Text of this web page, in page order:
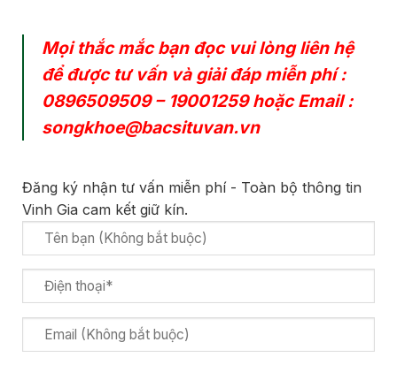
Mọi thắc mắc bạn đọc vui lòng liên hệ
để được tư vấn và giải đáp miễn phí :
0896509509– 19001259hoặc Email :
songkhoe@bacsituvan.vn
Đăng ký nhận tư vấn miễn phí - Toàn bộ thông tin
Vinh Gia cam kết giữ kín.